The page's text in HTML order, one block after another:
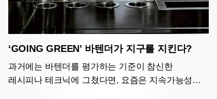
‘GOING GREEN’ 바텐더가 지구를 지킨다?
과거에는 바텐더를 평가하는 기준이 참신한
레시피나 테크닉에 그쳤다면, 요즘은 지속가능성을